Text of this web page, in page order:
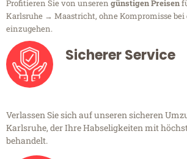
Profitieren Sie von unseren günstigen Preisen
Karlsruhe → Maastricht, ohne Kompromisse bei
einzugehen.
Sicherer Service
Verlassen Sie sich auf unseren sicheren
Karlsruhe, der Ihre Habseligkeiten mit
behandelt.